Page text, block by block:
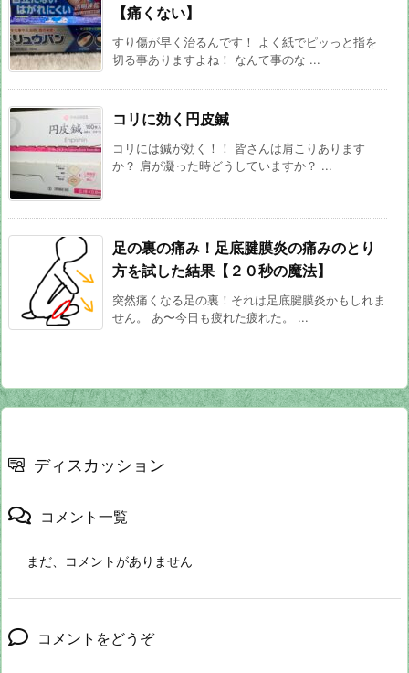
【痛くない】
すり傷が早く治るんです！ よく紙でピッっと指を
切る事ありますよね！ なんて事のな ...
コリに効く円皮鍼
コリには鍼が効く！！ 皆さんは肩こりあります
か？ 肩が凝った時どうしていますか？ ...
足の裏の痛み！足底腱膜炎の痛みのとり
方を試した結果【２０秒の魔法】
突然痛くなる足の裏！それは足底腱膜炎かもしれま
せん。 あ〜今日も疲れた疲れた。 ...
ディスカッション
コメント一覧
まだ、コメントがありません
コメントをどうぞ